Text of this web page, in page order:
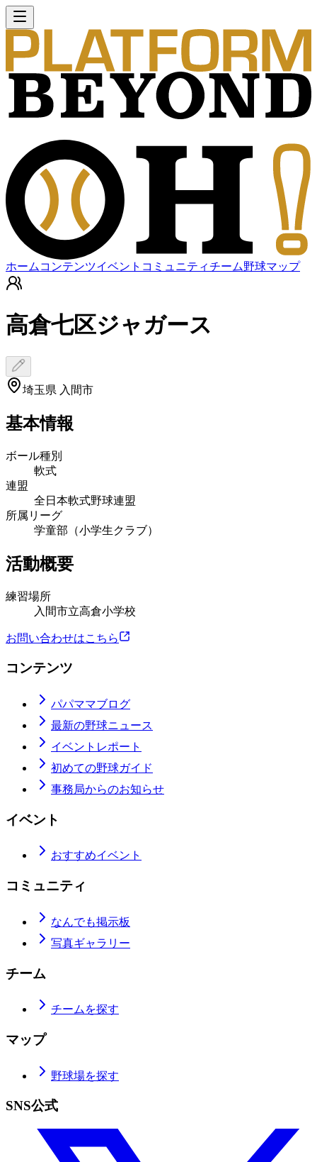
ホーム コンテンツイベント コミュニティチーム野球マップ
高倉七区ジャガース
埼玉県 入間市
基本情報
ボール種別
軟式
連盟
全日本軟式野球連盟
所属リーグ
学童部（小学生クラブ）
活動概要
練習場所
入間市立高倉小学校
お問い合わせはこちら
コンテンツ
パパママブログ
最新の野球ニュース
イベントレポート
初めての野球ガイド
事務局からのお知らせ
イベント
おすすめイベント
コミュニティ
なんでも掲示板
写真ギャラリー
チーム
チームを探す
マップ
野球場を探す
SNS公式